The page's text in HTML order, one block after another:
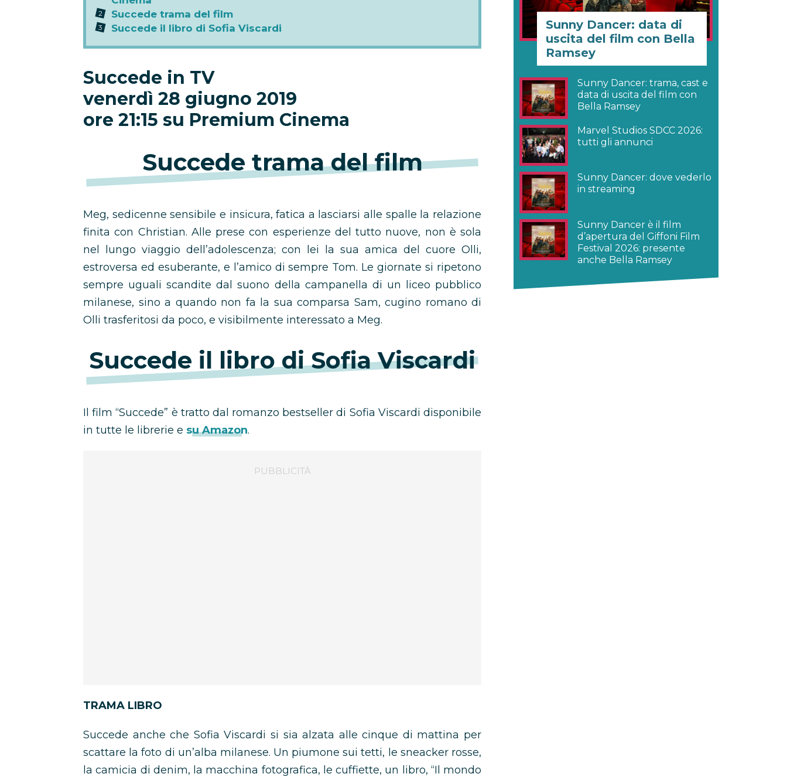
Succede trama del film
Succede il libro di Sofia Viscardi
Succede in TV
venerdì 28 giugno 2019
ore 21:15 su Premium Cinema
Succede trama del film
Meg, sedicenne sensibile e insicura, fatica a lasciarsi alle spalle la relazione
finita con Christian. Alle prese con esperienze del tutto nuove, non è sola
nel lungo viaggio dell’adolescenza; con lei la sua amica del cuore Olli,
estroversa ed esuberante, e l’amico di sempre Tom. Le giornate si ripetono
sempre uguali scandite dal suono della campanella di un liceo pubblico
milanese, sino a quando non fa la sua comparsa Sam, cugino romano di
Olli trasferitosi da poco, e visibilmente interessato a Meg.
Succede il libro di Sofia Viscardi
Il film “Succede” è tratto dal romanzo bestseller di Sofia Viscardi disponibile
in tutte le librerie e su Amazon.
TRAMA LIBRO
Succede anche che Sofia Viscardi si sia alzata alle cinque di mattina per
scattare la foto di un’alba milanese. Un piumone sui tetti, le sneacker rosse,
la camicia di denim, la macchina fotografica, le cuffiette, un libro, “Il mondo
Sunny Dancer: data di
uscita del film con Bella
Ramsey
Sunny Dancer: trama, cast e
data di uscita del film con
Bella Ramsey
Marvel Studios SDCC 2026:
tutti gli annunci
Sunny Dancer: dove vederlo
in streaming
Sunny Dancer è il film
d’apertura del Giffoni Film
Festival 2026: presente
anche Bella Ramsey